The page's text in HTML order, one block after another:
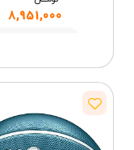
8,951,000